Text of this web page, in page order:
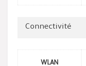
Connectivité
WLAN